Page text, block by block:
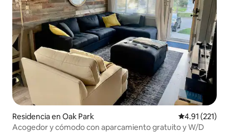
Residencia en Oak Park Calificación
4.91 (221)
Acogedor y cómodo con aparcamiento gratuito y W/D